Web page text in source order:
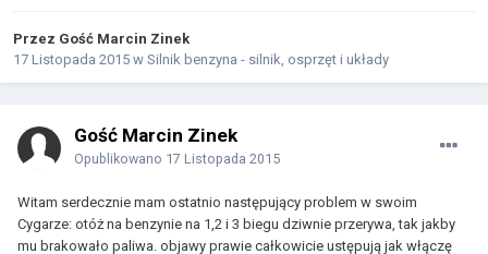
Przez Gość Marcin Zinek
17 Listopada 2015 w Silnik benzyna - silnik, osprzęt i układy
Gość Marcin Zinek
Opublikowano 17 Listopada 2015
Witam serdecznie mam ostatnio następujący problem w swoim
Cygarze: otóż na benzynie na 1,2 i 3 biegu dziwnie przerywa, tak jakby
mu brakowało paliwa. objawy prawie całkowicie ustępują jak włączę